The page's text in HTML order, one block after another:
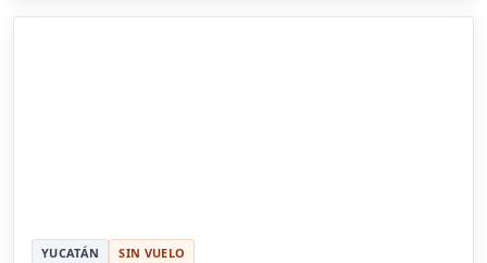
YUCATÁN SIN VUELO